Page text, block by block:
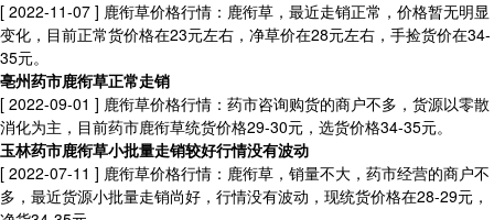
[ 2022-11-07 ] 鹿衔草价格行情：鹿衔草，最近走销正常，价格暂无明显
变化，目前正常货价格在23元左右，净草价在28元左右，手捡货价在34-
35元。
亳州药市鹿衔草正常走销
[ 2022-09-01 ] 鹿衔草价格行情：药市咨询购货的商户不多，货源以零散
消化为主，目前药市鹿衔草统货价格29-30元，选货价格34-35元。
玉林药市鹿衔草小批量走销较好行情没有波动
[ 2022-07-11 ] 鹿衔草价格行情：鹿衔草，销量不大，药市经营的商户不
多，最近货源小批量走销尚好，行情没有波动，现统货价格在28-29元，